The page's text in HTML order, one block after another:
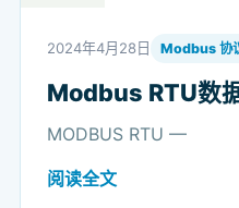
2024年4月28日 Modbus 协
Modbus RTU数
MODBUS RTU —
阅读全文